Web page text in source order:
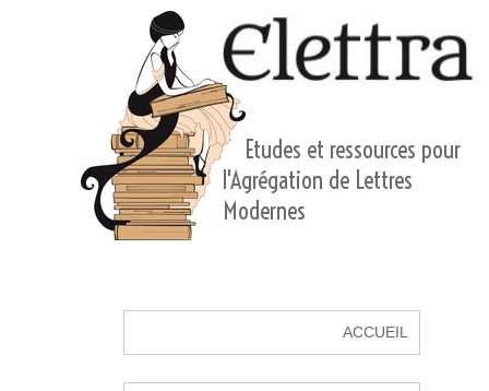
Etudes et ressources pour
l'Agrégation de Lettres
Modernes
ACCUEIL